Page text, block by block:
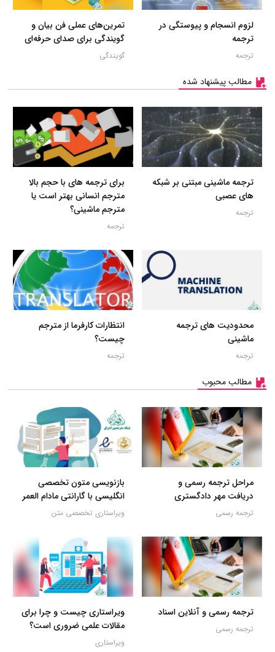
لزوم انسجام و پیوستگی در
ترجمه
ترجمه
تمرین‌های عملی فن بیان و
گویندگی برای صدای حرفه‌ای
گویندگی
مطالب پیشنهاد شده
ترجمه ماشینی مبتنی بر شبکه
های عصبی
ترجمه
برای ترجمه های با حجم بالا
مترجم انسانی بهتر است یا
مترجم ماشینی؟
ترجمه
محدودیت های ترجمه
ماشینی
ترجمه
انتظارات کارفرما از مترجم
چیست؟
ترجمه
مطالب محبوب
مراحل ترجمه رسمی و
دریافت مهر دادگستری
ترجمه رسمی
بازنویسی متون تخصصی
انگلیسی با گارانتی مادام العمر
ویراستاری تخصصی متن
ترجمه رسمی و آنلاین اسناد
ترجمه رسمی
ویراستاری چیست و چرا برای
مقالات علمی ضروری است؟
ویراستاری